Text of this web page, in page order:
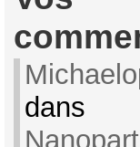
dans